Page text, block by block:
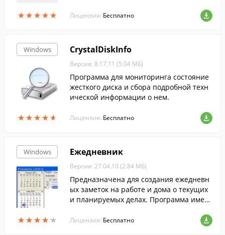
★★★★★
★★★★★
ектов сканируемой сети....
Лицензия: Бесплатно
Windows
★★★★★
★★★★★
CrystalDiskInfo
Версия: 8.17.11 (5.04 МБ)
Программа для мониторинга состояние
жесткого диска и сбора подробной техн
ической информации о нем.
Лицензия: Бесплатно
Windows
★★★★★
★★★★★
Ежедневник
Версия: 27.04.10 (2.84 МБ)
Предназначена для создания ежедневн
ых заметок на работе и дома о текущих
и планируемых делах. Программа имеет
Лицензия: Бесплатно